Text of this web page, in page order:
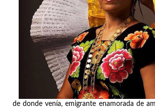
de donde venía, emigrante enamorada de